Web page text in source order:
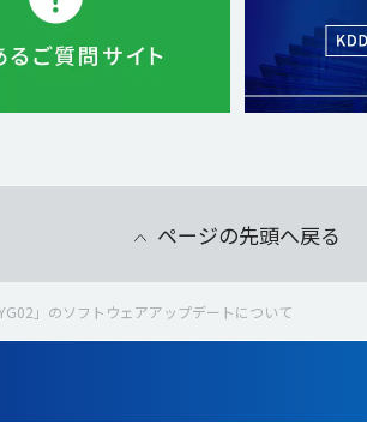
ページの先頭へ戻る
」のソフトウェアアップデートについて